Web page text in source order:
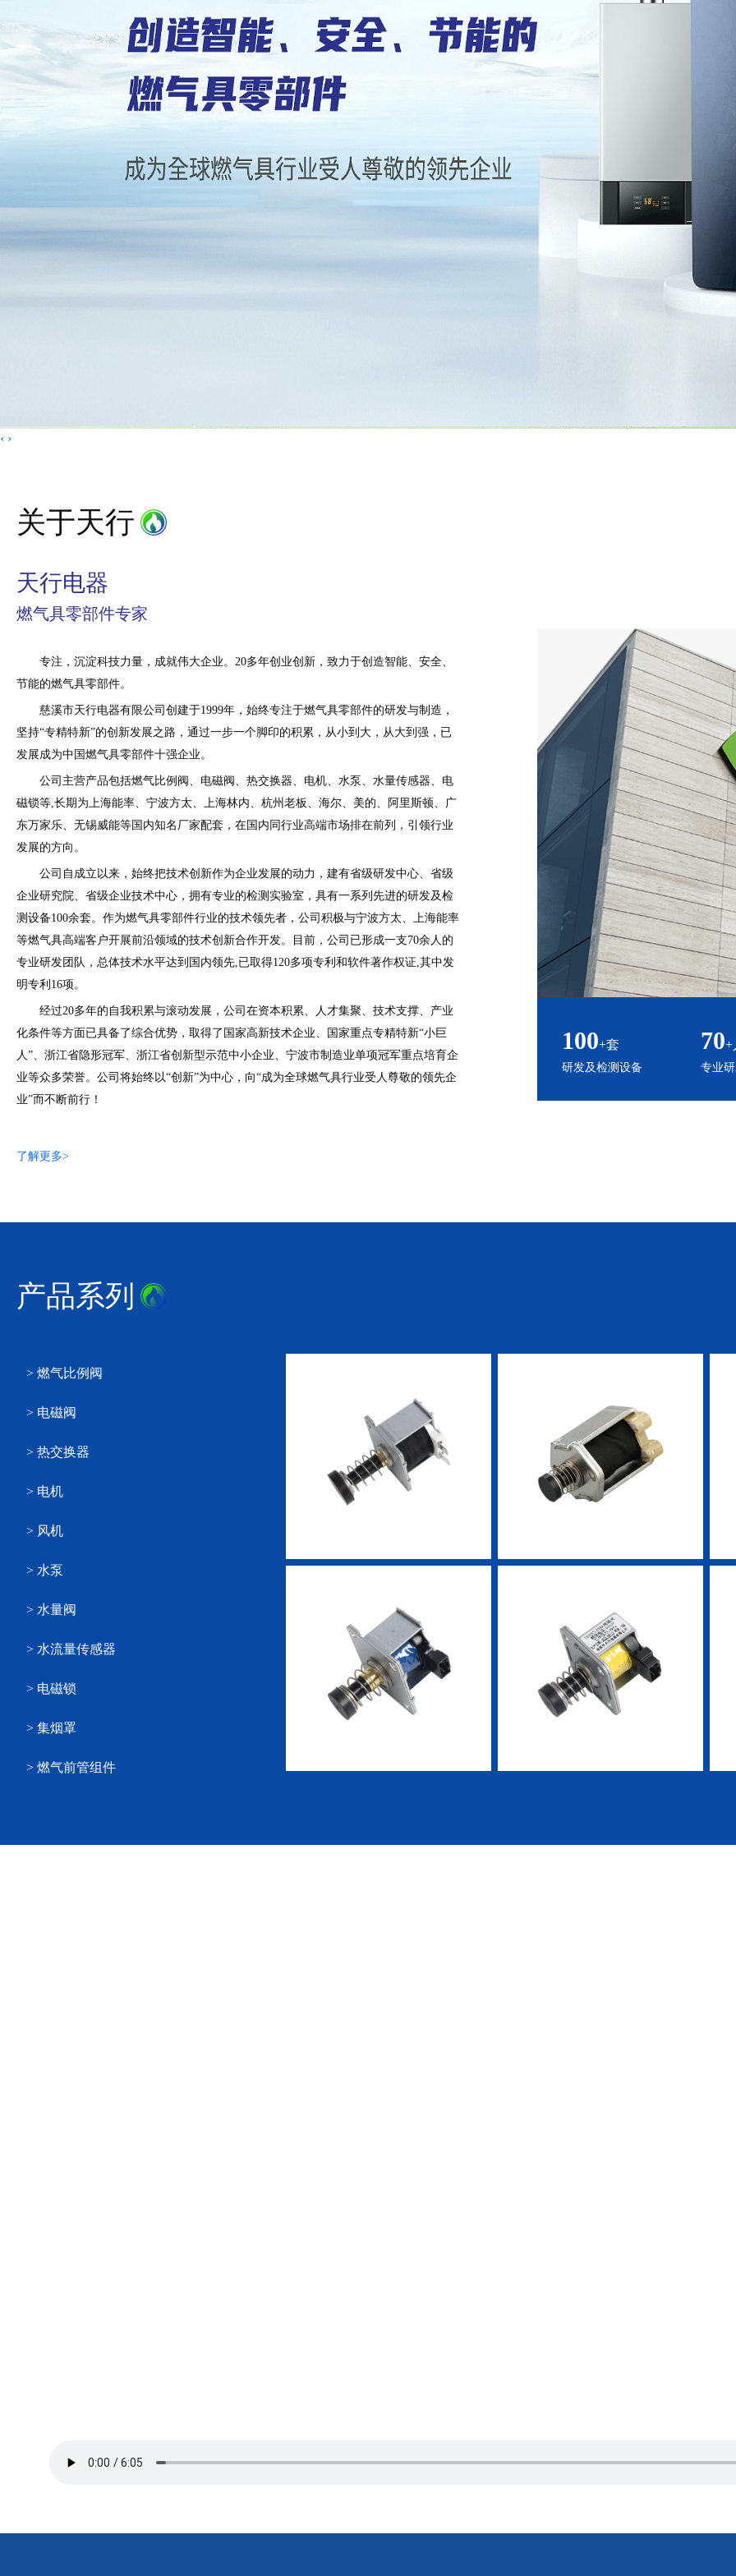
‹ ›
关于天行
天行电器
燃气具零部件专家
专注，沉淀科技力量，成就伟大企业。20多年创业创新，致力于创造智能、安全、
节能的燃气具零部件。
慈溪市天行电器有限公司创建于1999年，始终专注于燃气具零部件的研发与制造，
坚持“专精特新”的创新发展之路，通过一步一个脚印的积累，从小到大，从大到强，已
发展成为中国燃气具零部件十强企业。
公司主营产品包括燃气比例阀、电磁阀、热交换器、电机、水泵、水量传感器、电
磁锁等,长期为上海能率、宁波方太、上海林内、杭州老板、海尔、美的、阿里斯顿、广
东万家乐、无锡威能等国内知名厂家配套，在国内同行业高端市场排在前列，引领行业
发展的方向。
公司自成立以来，始终把技术创新作为企业发展的动力，建有省级研发中心、省级
企业研究院、省级企业技术中心，拥有专业的检测实验室，具有一系列先进的研发及检
测设备100余套。作为燃气具零部件行业的技术领先者，公司积极与宁波方太、上海能率
等燃气具高端客户开展前沿领域的技术创新合作开发。目前，公司已形成一支70余人的
专业研发团队，总体技术水平达到国内领先,已取得120多项专利和软件著作权证,其中发
明专利16项。
经过20多年的自我积累与滚动发展，公司在资本积累、人才集聚、技术支撑、产业
化条件等方面已具备了综合优势，取得了国家高新技术企业、国家重点专精特新“小巨
人”、浙江省隐形冠军、浙江省创新型示范中小企业、宁波市制造业单项冠军重点培育企
业等众多荣誉。公司将始终以“创新”为中心，向“成为全球燃气具行业受人尊敬的领先企
业”而不断前行！
了解更多>
100+套
研发及检测设备
70+
专业
产品系列
> 燃气比例阀
> 电磁阀
> 热交换器
> 电机
> 风机
> 水泵
> 水量阀
> 水流量传感器
> 电磁锁
> 集烟罩
> 燃气前管组件